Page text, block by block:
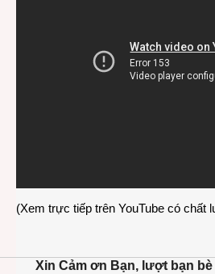
(Xem trực tiếp trên YouTube có chất
Xin Cảm ơn Bạn, lượt bạn